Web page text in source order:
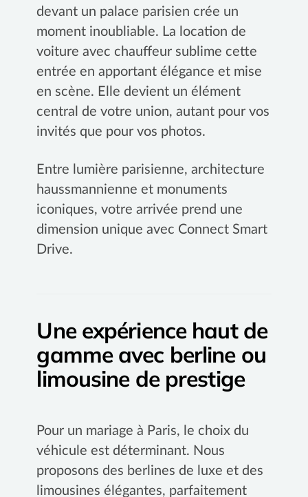
devant un palace parisien crée un
moment inoubliable. La location de
voiture avec chauffeur sublime cette
entrée en apportant élégance et mise
en scène. Elle devient un élément
central de votre union, autant pour vos
invités que pour vos photos.
Entre lumière parisienne, architecture
haussmannienne et monuments
iconiques, votre arrivée prend une
dimension unique avec Connect Smart
Drive.
Une expérience haut de
gamme avec berline ou
limousine de prestige
Pour un mariage à Paris, le choix du
véhicule est déterminant. Nous
proposons des berlines de luxe et des
limousines élégantes, parfaitement